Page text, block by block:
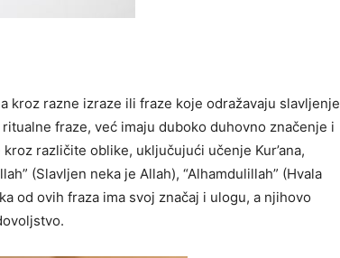
kroz razne izraze ili fraze koje odražavaju slavljenje
fraze, već imaju duboko duhovno značenje i
različite oblike, uključujući učenje Kur’ana,
(Slavljen neka je Allah), “Alhamdulillah” (Hvala
od ovih fraza ima svoj značaj i ulogu, a njihovo